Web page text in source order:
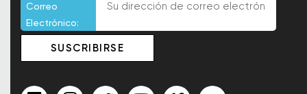
Correo
Electrónico: